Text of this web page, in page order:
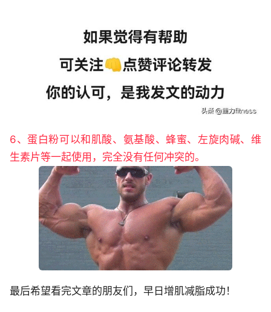
6、蛋白粉可以和肌酸、氨基酸、蜂蜜、左旋肉碱、维
生素片等一起使用，完全没有任何冲突的。
最后希望看完文章的朋友们，早日增肌减脂成功！